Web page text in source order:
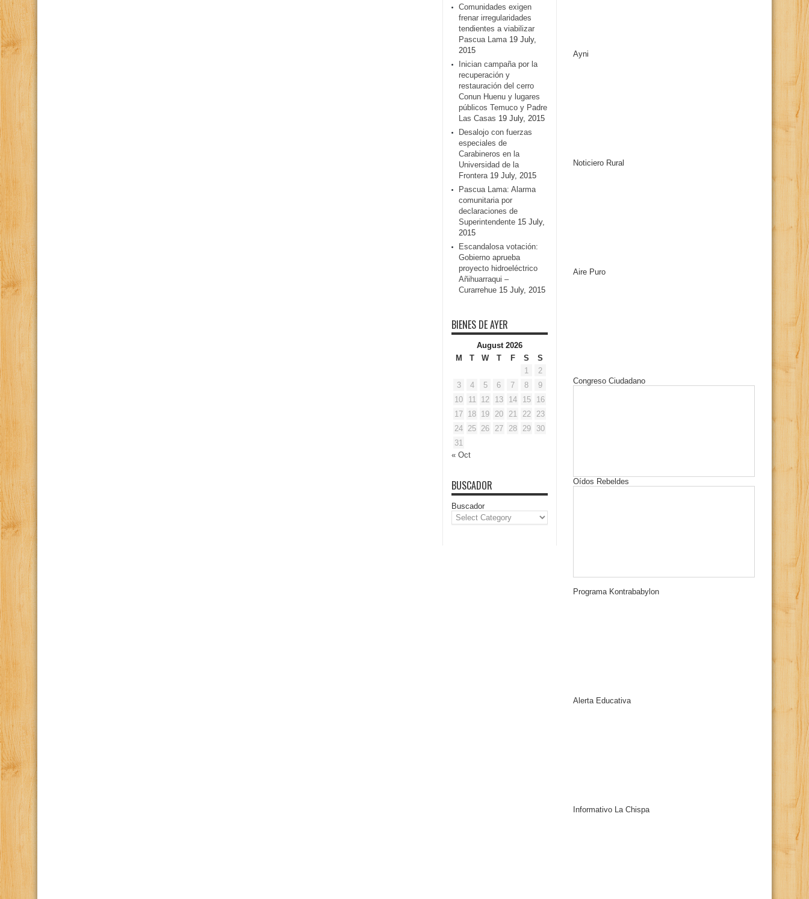
Comunidades exigen
frenar irregularidades
tendientes a viabilizar
Pascua Lama 19 July,
2015
Inician campaña por la
recuperación y
restauración del cerro
Conun Huenu y lugares
públicos Temuco y Padre
Las Casas 19 July, 2015
Desalojo con fuerzas
especiales de
Carabineros en la
Universidad de la
Frontera 19 July, 2015
Pascua Lama: Alarma
comunitaria por
declaraciones de
Superintendente 15 July,
2015
Escandalosa votación:
Gobierno aprueba
proyecto hidroeléctrico
Añihuarraqui –
Curarrehue 15 July, 2015
BIENES DE AYER
August 2026
M
T W T F S
S
1
2
3
4 5 6 7 8
9
10
11 12 13 14 15
16
17 18 19 20 21 22
23
24 25 26 27 28 29
30
31
« Oct
BUSCADOR
Buscador
Ayni
Noticiero Rural
Aire Puro
Congreso Ciudadano
Oídos Rebeldes
Programa Kontrababylon
Alerta Educativa
Informativo La Chispa